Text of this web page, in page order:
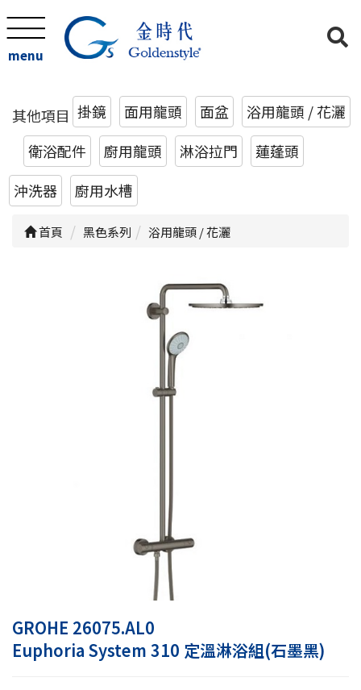
menu
其他項目 掛鏡 面用龍頭 面盆
浴用龍頭 / 花灑
衛浴配件
廚用龍頭 淋浴拉門
蓮蓬頭
沖洗器
廚用水槽
首頁 黑色系列 浴用龍頭 / 花灑
GROHE 26075.AL0
Euphoria System 310 定溫淋浴組(石墨黑)